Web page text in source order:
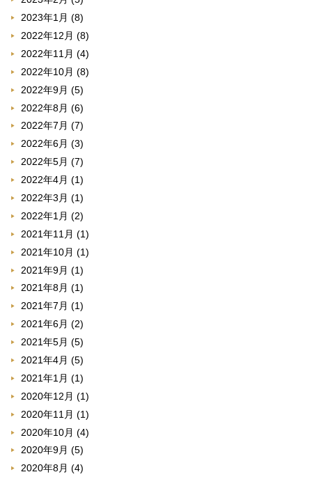
2023年1月 (8)
2022年12月 (8)
2022年11月 (4)
2022年10月 (8)
2022年9月 (5)
2022年8月 (6)
2022年7月 (7)
2022年6月 (3)
2022年5月 (7)
2022年4月 (1)
2022年3月 (1)
2022年1月 (2)
2021年11月 (1)
2021年10月 (1)
2021年9月 (1)
2021年8月 (1)
2021年7月 (1)
2021年6月 (2)
2021年5月 (5)
2021年4月 (5)
2021年1月 (1)
2020年12月 (1)
2020年11月 (1)
2020年10月 (4)
2020年9月 (5)
2020年8月 (4)